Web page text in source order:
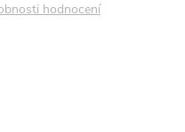
hodnocení